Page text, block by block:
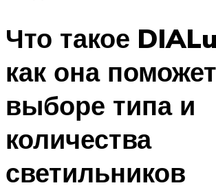
Что такое
как она
выборе типа и
количества
светильников